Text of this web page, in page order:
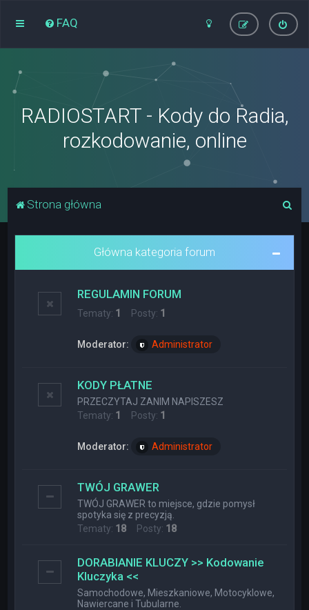
FAQ
RADIOSTART - Kody do Radia,
rozkodowanie, online
Strona główna
Główna kategoria forum
REGULAMIN FORUM
Tematy: 1 Posty: 1
Moderator: Administrator
KODY PŁATNE
PRZECZYTAJ ZANIM NAPISZESZ
Tematy: 1 Posty: 1
Moderator: Administrator
TWÓJ GRAWER
TWÓJ GRAWER to miejsce, gdzie pomysł
spotyka się z precyzją.
Tematy: 18 Posty: 18
DORABIANIE KLUCZY >> Kodowanie
Kluczyka <<
Samochodowe, Mieszkaniowe, Motocyklowe,
Nawiercane i Tubularne.